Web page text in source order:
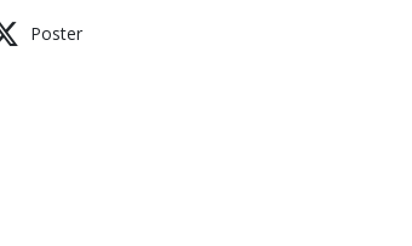
Poster